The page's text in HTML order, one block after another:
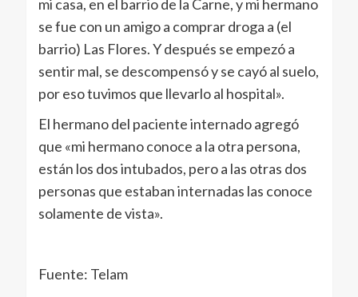
mi casa, en el barrio de la Carne, y mi hermano
se fue con un amigo a comprar droga a (el
barrio) Las Flores. Y después se empezó a
sentir mal, se descompensó y se cayó al suelo,
por eso tuvimos que llevarlo al hospital».
El hermano del paciente internado agregó
que «mi hermano conoce a la otra persona,
están los dos intubados, pero a las otras dos
personas que estaban internadas las conoce
solamente de vista».
Fuente: Telam